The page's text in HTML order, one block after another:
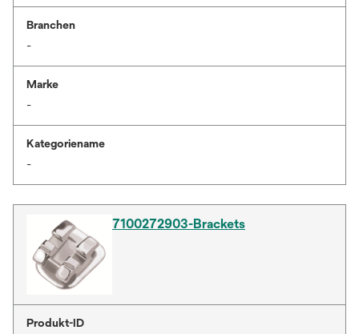
Branchen
-
Marke
-
Kategoriename
-
7100272903-Brackets
Produkt-ID